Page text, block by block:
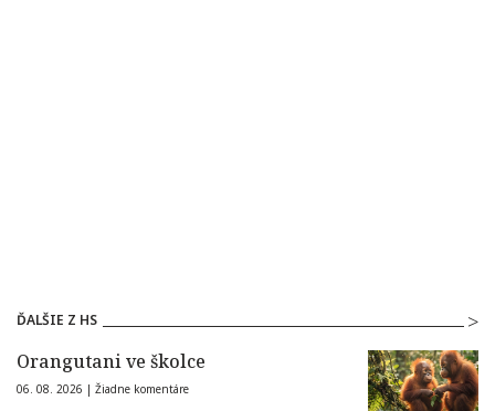
ĎALŠIE Z HS
Orangutani ve školce
06. 08. 2026 | Žiadne komentáre